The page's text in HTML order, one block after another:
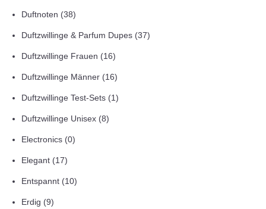
Duftnoten (38)
Duftzwillinge & Parfum Dupes (37)
Duftzwillinge Frauen (16)
Duftzwillinge Männer (16)
Duftzwillinge Test-Sets (1)
Duftzwillinge Unisex (8)
Electronics (0)
Elegant (17)
Entspannt (10)
Erdig (9)